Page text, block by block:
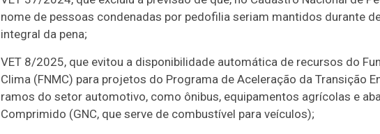
nome de pessoas condenadas por pedofilia seriam mantidos durante
integral da pena;
VET 8/2025, que evitou a disponibilidade automática de recursos do
Clima (FNMC) para projetos do Programa de Aceleração da Transição
ramos do setor automotivo, como ônibus, equipamentos agrícolas e
Comprimido (GNC, que serve de combustível para veículos);